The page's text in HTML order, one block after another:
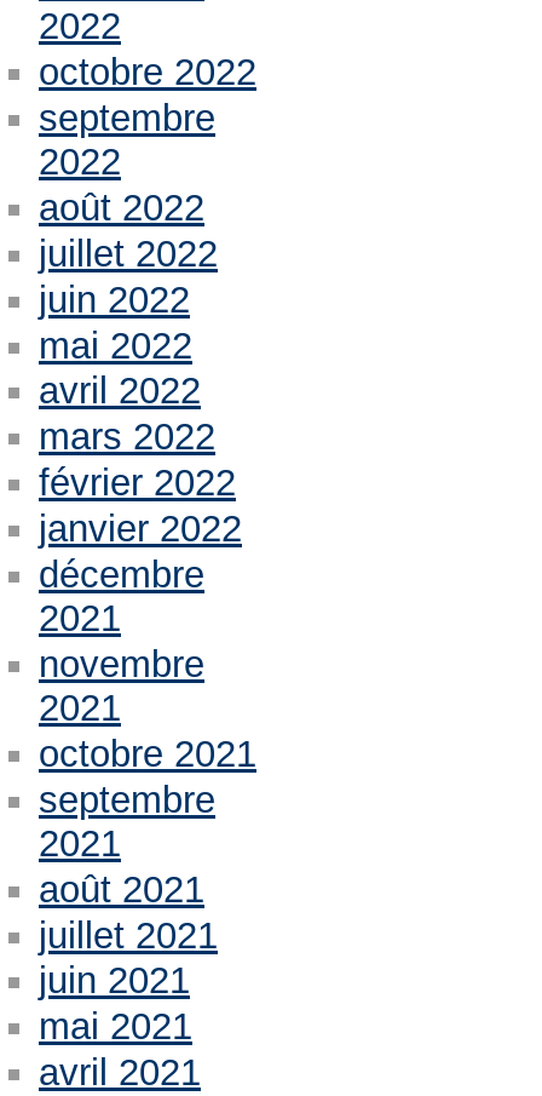
2022
octobre 2022
septembre
2022
août 2022
juillet 2022
juin 2022
mai 2022
avril 2022
mars 2022
février 2022
janvier 2022
décembre
2021
novembre
2021
octobre 2021
septembre
2021
août 2021
juillet 2021
juin 2021
mai 2021
avril 2021